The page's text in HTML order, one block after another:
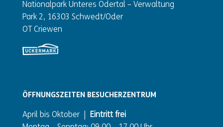
Nationalpark Unteres Odertal – Verwaltung
Park 2, 16303 Schwedt/Oder
OT Criewen
ÖFFNUNGSZEITEN BESUCHERZENTRUM
April bis Oktober |
Eintritt frei